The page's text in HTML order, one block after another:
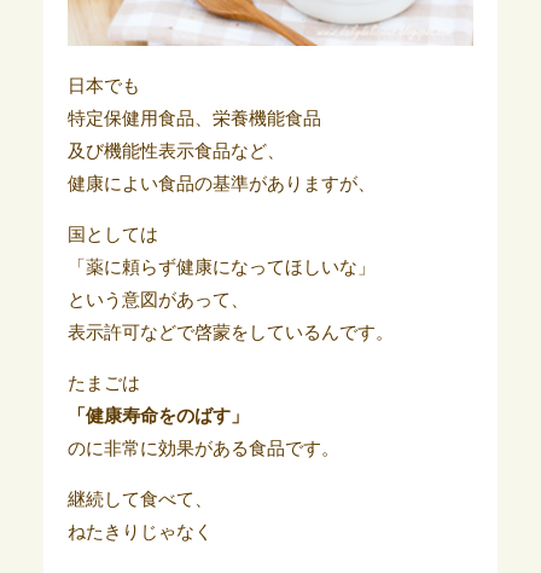
日本でも
特定保健用食品、栄養機能食品
及び機能性表示食品など、
健康によい食品の基準がありますが、
国としては
「薬に頼らず健康になってほしいな」
という意図があって、
表示許可などで啓蒙をしているんです。
たまごは
「健康寿命をのばす」
のに非常に効果がある食品です。
継続して食べて、
ねたきりじゃなく